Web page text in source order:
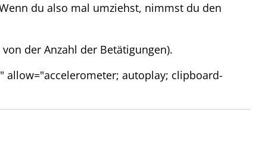
du also mal umziehst, nimmst du den
der Anzahl der Betätigungen).
allow="accelerometer; autoplay; clipboard-